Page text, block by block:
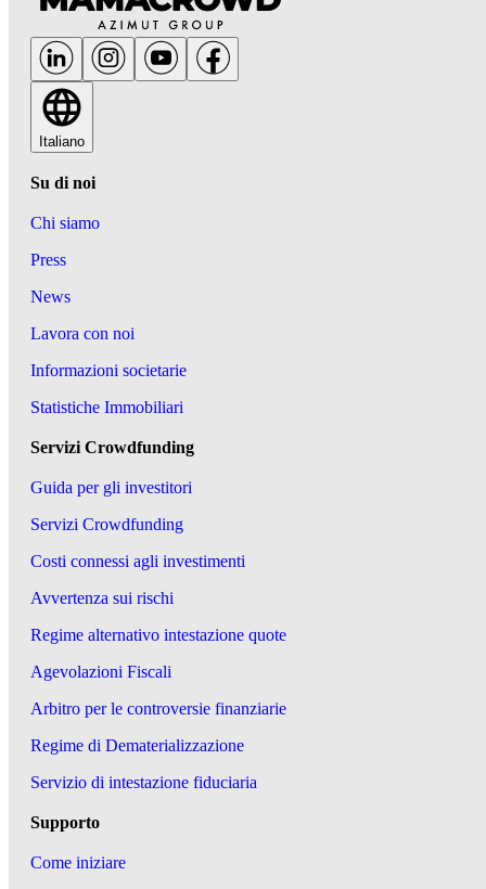
Italiano
Su di noi
Chi siamo
Press
News
Lavora con noi
Informazioni societarie
Statistiche Immobiliari
Servizi Crowdfunding
Guida per gli investitori
Servizi Crowdfunding
Costi connessi agli investimenti
Avvertenza sui rischi
Regime alternativo intestazione quote
Agevolazioni Fiscali
Arbitro per le controversie finanziarie
Regime di Dematerializzazione
Servizio di intestazione fiduciaria
Supporto
Come iniziare